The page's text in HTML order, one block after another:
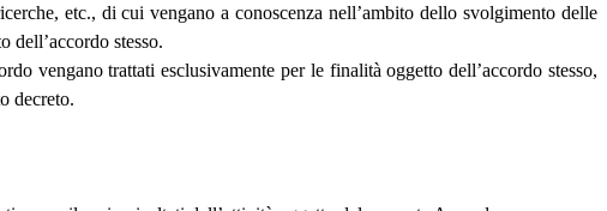
etc., di cui vengano a conoscenza nell’ambito dello svolgimento delle
dell’accordo stesso.
vengano trattati esclusivamente per le finalità oggetto dell’accordo stesso,
decreto.